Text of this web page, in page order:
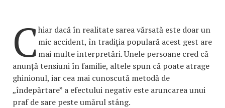
Chiar dacă în realitate sarea vărsată este doar un
mic accident, în tradiția populară acest gest are
mai multe interpretări. Unele persoane cred că
anunță tensiuni în familie, altele spun că poate atrage
ghinionul, iar cea mai cunoscută metodă de
„îndepărtare” a efectului negativ este aruncarea unui
praf de sare peste umărul stâng.